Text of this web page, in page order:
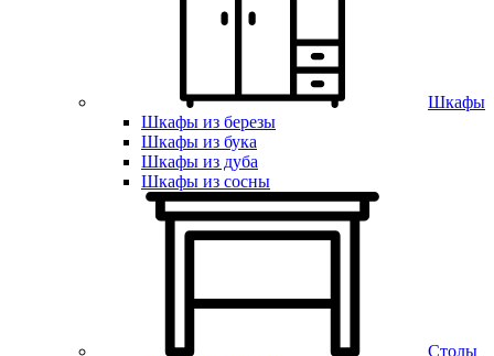
Шкафы
Шкафы из березы
Шкафы из бука
Шкафы из дуба
Шкафы из сосны
Столы